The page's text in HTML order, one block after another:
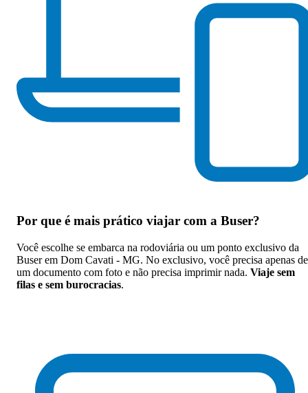
Por que é mais prático viajar com a Buser?
Você escolhe se embarca na rodoviária ou um ponto exclusivo da
Buser em Dom Cavati - MG. No exclusivo, você precisa apenas de
um documento com foto e não precisa imprimir nada. Viaje sem
filas e sem burocracias.